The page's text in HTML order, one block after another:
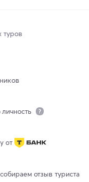
туров
от
отзыв туриста